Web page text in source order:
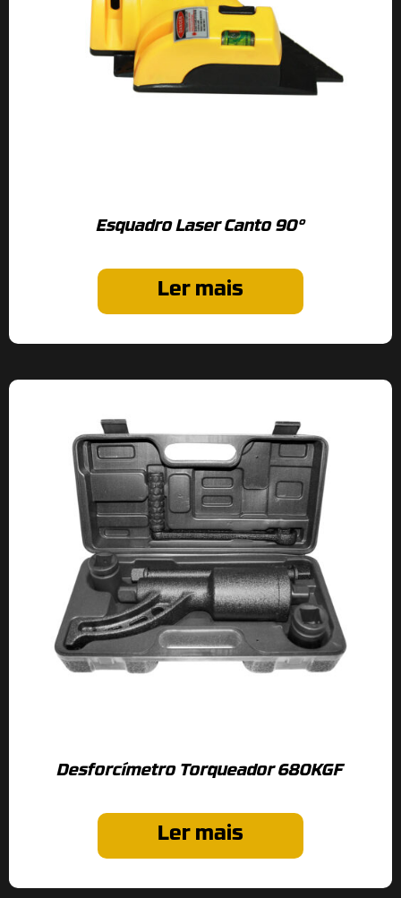
Esquadro Laser Canto 90°
Ler mais
Desforcímetro Torqueador 680KGF
Ler mais